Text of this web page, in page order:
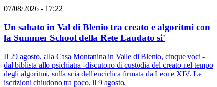
07/08/2026 - 17:22
Un sabato in Val di Blenio tra creato e algoritmi con
la Summer School della Rete Laudato si'
Il 29 agosto, alla Casa Montanina in Valle di Blenio, cinque voci -
dal biblista allo psichiatra -discutono di custodia del creato nel tempo
degli algoritmi, sulla scia dell'enciclica firmata da Leone XIV. Le
iscrizioni chiudono tra poco, il 9 agosto.